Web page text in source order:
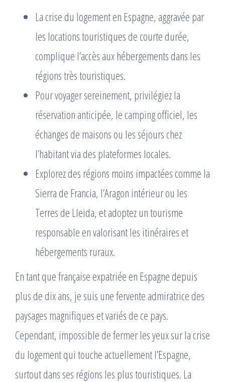
La crise du logement en Espagne, aggravée par
les locations touristiques de courte durée,
complique l’accès aux hébergements dans les
régions très touristiques.
Pour voyager sereinement, privilégiez la
réservation anticipée, le camping officiel, les
échanges de maisons ou les séjours chez
l’habitant via des plateformes locales.
Explorez des régions moins impactées comme la
Sierra de Francia, l’Aragon intérieur ou les
Terres de Lleida, et adoptez un tourisme
responsable en valorisant les itinéraires et
hébergements ruraux.
En tant que française expatriée en Espagne depuis
plus de dix ans, je suis une fervente admiratrice des
paysages magnifiques et variés de ce pays.
Cependant, impossible de fermer les yeux sur la crise
du logement qui touche actuellement l’Espagne,
surtout dans ses régions les plus touristiques. La